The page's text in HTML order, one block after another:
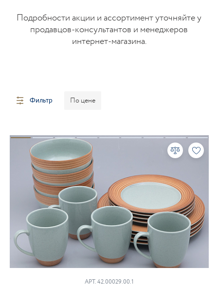
Подробности акции и ассортимент уточняйте у
продавцов-консультантов и менеджеров
интернет-магазина.
Фильтр По цене
АРТ. 42.00029.00.1